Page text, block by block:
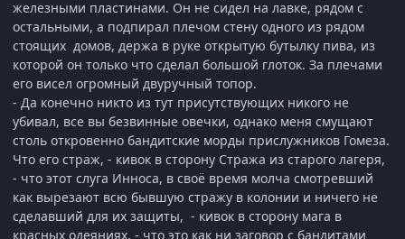
железными пластинами. Он не сидел на лавке, рядом с
остальными, а подпирал плечом стену одного из рядом
стоящих домов, держа в руке открытую бутылку пива, из
которой он только что сделал большой глоток. За плечами
его висел огромный двуручный топор.
- Да конечно никто из тут присутствующих никого не
убивал, все вы безвинные овечки, однако меня смущают
столь откровенно бандитские морды прислужников Гомеза.
Что его страж, - кивок в сторону Стража из старого лагеря,
- что этот слуга Инноса, в своё время молча смотревший
как вырезают всю бывшую стражу в колонии и ничего не
сделавший для их защиты, - кивок в сторону мага в
красных одеяниях, - что это как ни заговор с бандитами